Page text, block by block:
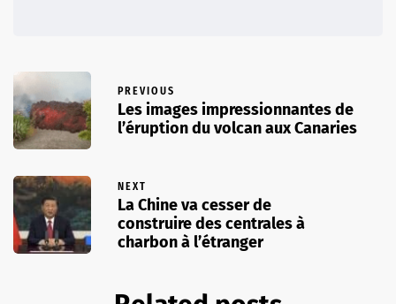
PREVIOUS
Les images impressionnantes de
l’éruption du volcan aux Canaries
NEXT
La Chine va cesser de
construire des centrales à
charbon à l’étranger